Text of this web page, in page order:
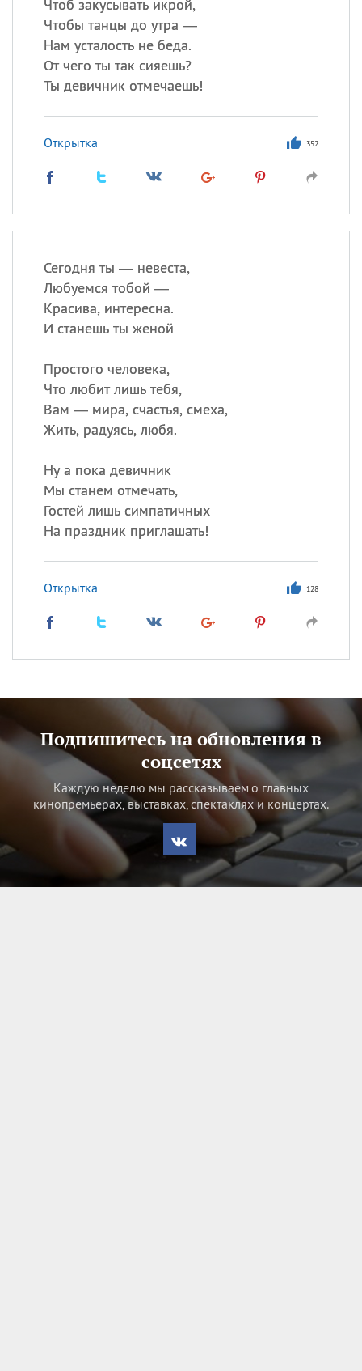
Чтоб закусывать икрой,
Чтобы танцы до утра —
Нам усталость не беда.
От чего ты так сияешь?
Ты девичник отмечаешь!
Открытка 352
Сегодня ты — невеста,
Любуемся тобой —
Красива, интересна.
И станешь ты женой
Простого человека,
Что любит лишь тебя,
Вам — мира, счастья, смеха,
Жить, радуясь, любя.
Ну а пока девичник
Мы станем отмечать,
Гостей лишь симпатичных
На праздник приглашать!
Открытка 128
Подпишитесь на обновления в
соцсетях
Каждую неделю мы рассказываем о главных
кинопремьерах, выставках, спектаклях и концертах.